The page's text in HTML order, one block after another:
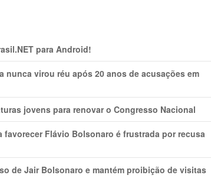
para Android!
nunca virou réu após 20 anos de acusações em
jovens para renovar o Congresso Nacional
favorecer Flávio Bolsonaro é frustrada por recusa
de Jair Bolsonaro e mantém proibição de visitas